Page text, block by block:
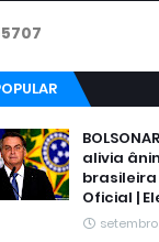
5707
alivia
Oficial |